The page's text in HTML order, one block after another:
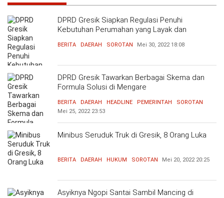
DPRD Gresik Siapkan Regulasi Penuhi
Kebutuhan Perumahan yang Layak dan
BERITA DAERAH SOROTAN Mei 30, 2022 18:08
DPRD Gresik Tawarkan Berbagai Skema dan
Formula Solusi di Mengare
BERITA DAERAH HEADLINE PEMERINTAH
SOROTAN
Mei 25, 2022 23:53
Minibus Seruduk Truk di Gresik, 8 Orang Luka
BERITA DAERAH HUKUM SOROTAN Mei 20, 2022 20:25
Asyiknya Ngopi Santai Sambil Mancing di